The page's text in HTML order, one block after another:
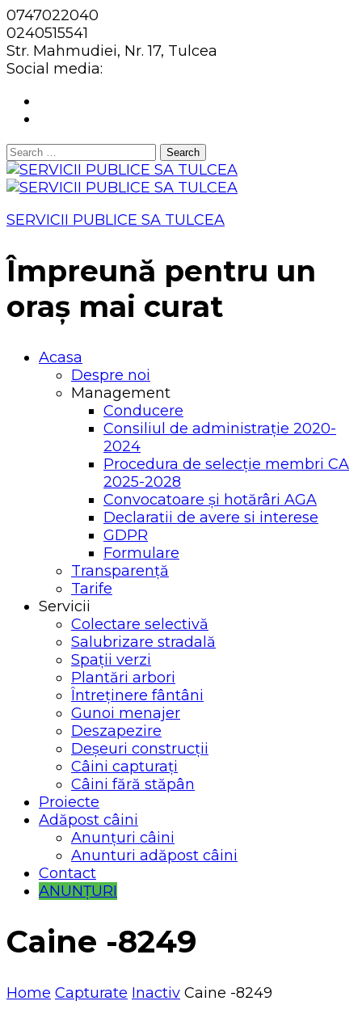
0747022040
0240515541
Str. Mahmudiei, Nr. 17, Tulcea
Social media:
Search
for:
SERVICII PUBLICE SA TULCEA
Împreună pentru un
oraș mai curat
Acasa
Despre noi
Management
Conducere
Consiliul de administrație 2020-
2024
Procedura de selecție membri CA
2025-2028
Convocatoare și hotărâri AGA
Declaratii de avere si interese
GDPR
Formulare
Transparență
Tarife
Servicii
Colectare selectivă
Salubrizare stradală
Spații verzi
Plantări arbori
Întreținere fântâni
Gunoi menajer
Deszapezire
Deșeuri construcții
Câini capturați
Câini fără stăpân
Proiecte
Adăpost câini
Anunțuri câini
Anunturi adăpost câini
Contact
ANUNȚURI
Caine -8249
Home Capturate Inactiv Caine -8249